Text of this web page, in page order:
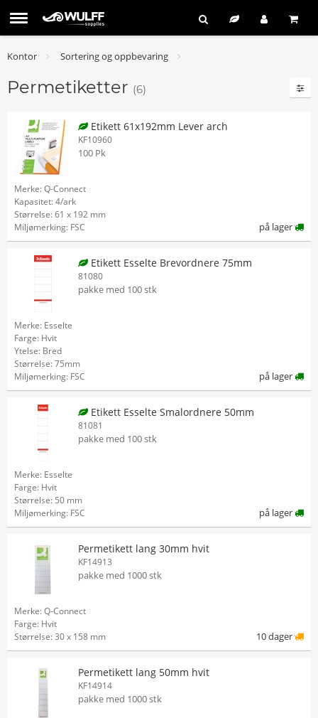
Kontor Sortering og oppbevaring
Permetiketter (6)
Etikett 61x192mm Lever arch
KF10960
100 Pk
Merke: Q-Connect
Kapasitet: 4/ark
Størrelse: 61 x 192 mm
Miljømerking: FSC
på lager
Etikett Esselte Brevordnere 75mm
81080
pakke med 100 stk
Merke: Esselte
Farge: Hvit
Ytelse: Bred
Størrelse: 75mm
Miljømerking: FSC
på lager
Etikett Esselte Smalordnere 50mm
81081
pakke med 100 stk
Merke: Esselte
Farge: Hvit
Størrelse: 50 mm
Miljømerking: FSC
på lager
Permetikett lang 30mm hvit
KF14913
pakke med 1000 stk
Merke: Q-Connect
Farge: Hvit
Størrelse: 30 x 158 mm
10 dager
Permetikett lang 50mm hvit
KF14914
pakke med 1000 stk